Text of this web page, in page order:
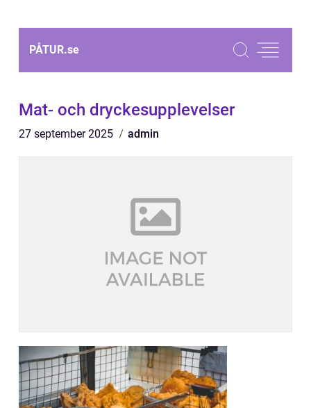
PÅTUR.se
Mat- och dryckesupplevelser
27 september 2025 admin